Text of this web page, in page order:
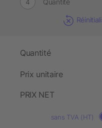
Quantité
Quantité
Prix unitaire
PRIX NET
sans TVA (HT)